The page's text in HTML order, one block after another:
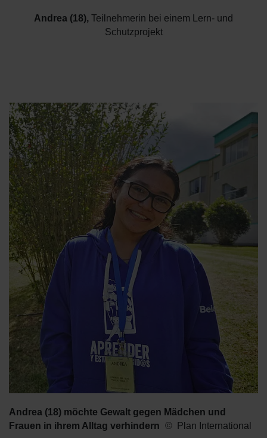
Andrea (18), Teilnehmerin bei einem Lern- und
Schutzprojekt
Andrea (18) möchte Gewalt gegen Mädchen und
Frauen in ihrem Alltag verhindern
Plan International